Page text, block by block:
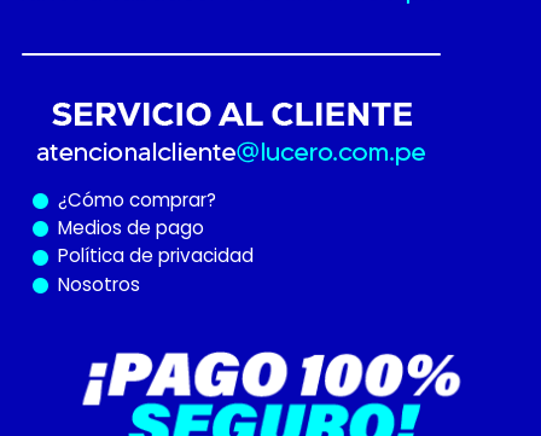
¿Cómo comprar?
Medios de pago
Política de privacidad
Nosotros